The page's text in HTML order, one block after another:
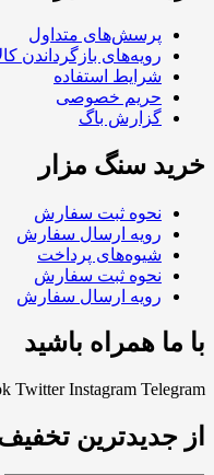
پرسش‌های متداول
رویه‌های بازگرداندن
شرایط استفاده
حریم خصوصی
گزارش باگ
خرید سنگ مزار
نحوه ثبت سفارش
رویه ارسال سفارش
شیوه‌های پرداخت
نحوه ثبت سفارش
رویه ارسال سفارش
با ما همراه باشید
Twitter Instagram Telegram
از جدیدترین